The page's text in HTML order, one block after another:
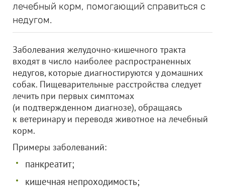
лечебный корм, помогающий справиться с
недугом.
Заболевания желудочно-кишечного тракта
входят в число наиболее распространенных
недугов, которые диагностируются у домашних
собак. Пищеварительные расстройства следует
лечить при первых симптомах
(и подтвержденном диагнозе), обращаясь
к ветеринару и переводя животное на лечебный
корм.
Примеры заболеваний:
панкреатит;
кишечная непроходимость;